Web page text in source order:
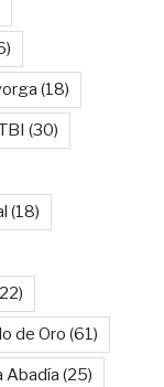
(18)
(30)
(18)
de Oro (61)
Abadía (25)